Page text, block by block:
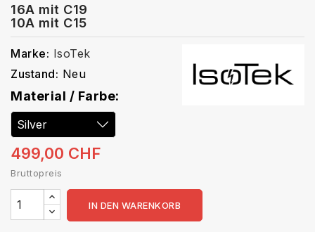
16A mit C19
10A mit C15
Marke: IsoTek
Zustand: Neu
Material / Farbe:
499,00 CHF
Bruttopreis
IN DEN WARENKORB